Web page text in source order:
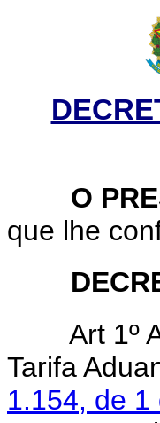
O
que lhe
Art 1º A
Tarifa
1.154, de